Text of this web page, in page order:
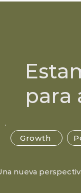
para
Growth
nueva